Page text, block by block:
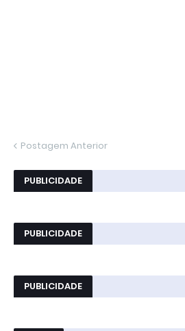
Postagem Anterior
PUBLICIDADE
PUBLICIDADE
PUBLICIDADE